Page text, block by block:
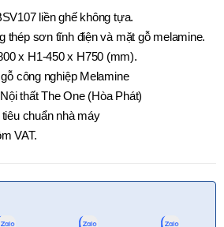
liền ghế không tựa.
thép sơn tĩnh điện và mặt gỗ melamine.
x H1-450 x H750 (mm).
công nghiệp Melamine
thất The One (Hòa Phát)
chuẩn nhà máy
VAT.